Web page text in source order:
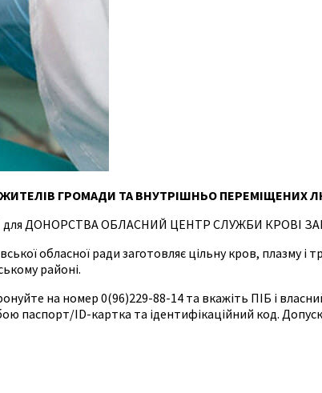
ГРОМАДИ ТА ВНУТРІШНЬО ПЕРЕМІЩЕНИХ
ДОНОРСТВА ОБЛАСНИЙ ЦЕНТР СЛУЖБИ КРОВІ
обласної ради заготовляє цільну кров, плазму
районі.
на номер 0(96)229-88-14 та вкажіть ПІБ і
паспорт/ID-картка та ідентифікаційний код.